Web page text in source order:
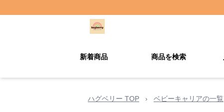
新着商品 商品を検索
ハグベリー TOP › ベビーキャリアの一覧